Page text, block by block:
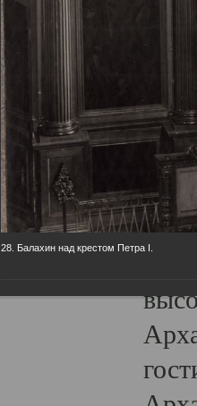
28. Балахин над крестом Петра I.